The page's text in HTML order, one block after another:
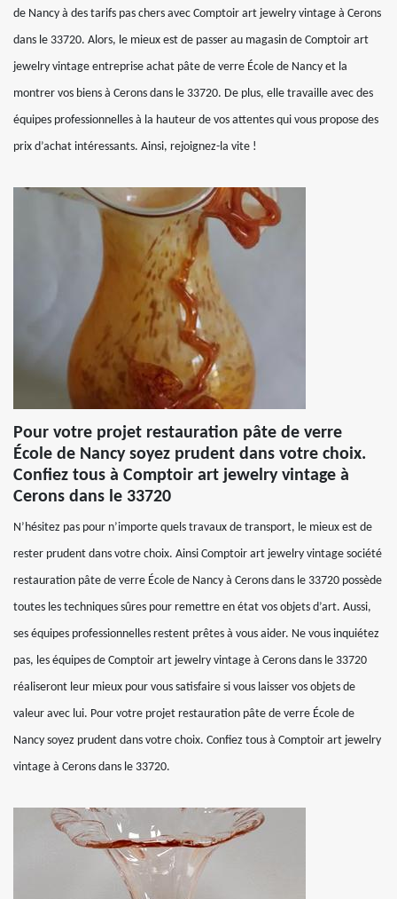
de Nancy à des tarifs pas chers avec Comptoir art jewelry vintage à Cerons
dans le 33720. Alors, le mieux est de passer au magasin de Comptoir art
jewelry vintage entreprise achat pâte de verre École de Nancy et la
montrer vos biens à Cerons dans le 33720. De plus, elle travaille avec des
équipes professionnelles à la hauteur de vos attentes qui vous propose des
prix d’achat intéressants. Ainsi, rejoignez-la vite !
Pour votre projet restauration pâte de verre
École de Nancy soyez prudent dans votre choix.
Confiez tous à Comptoir art jewelry vintage à
Cerons dans le 33720
N’hésitez pas pour n’importe quels travaux de transport, le mieux est de
rester prudent dans votre choix. Ainsi Comptoir art jewelry vintage société
restauration pâte de verre École de Nancy à Cerons dans le 33720 possède
toutes les techniques sûres pour remettre en état vos objets d’art. Aussi,
ses équipes professionnelles restent prêtes à vous aider. Ne vous inquiétez
pas, les équipes de Comptoir art jewelry vintage à Cerons dans le 33720
réaliseront leur mieux pour vous satisfaire si vous laisser vos objets de
valeur avec lui. Pour votre projet restauration pâte de verre École de
Nancy soyez prudent dans votre choix. Confiez tous à Comptoir art jewelry
vintage à Cerons dans le 33720.